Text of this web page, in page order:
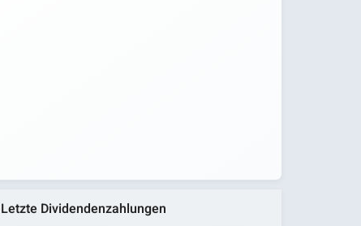
Letzte Dividendenzahlungen